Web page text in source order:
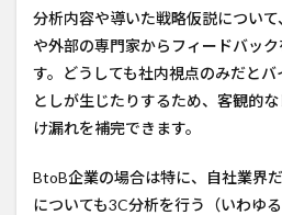
分析内容や導いた戦略仮説につい
や外部の専門家からフィードバッ
す。どうしても社内視点のみだと
としが生じたりするため、客観的
け漏れを補完できます。
BtoB企業の場合は特に、自社業界
についても3C分析を行う（いわゆ